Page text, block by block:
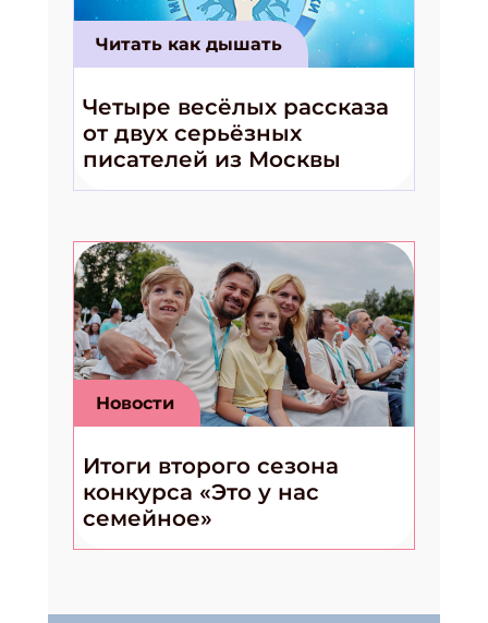
Читать как дышать
Четыре весёлых рассказа
от двух серьёзных
писателей из Москвы
Новости
Итоги второго сезона
конкурса «Это у нас
семейное»